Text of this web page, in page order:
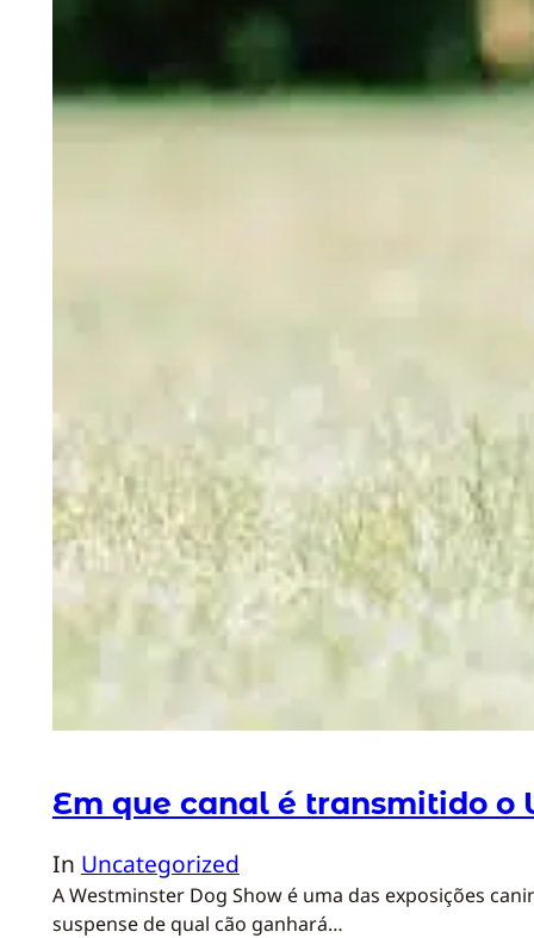
Em que canal é transmitido o
In Uncategorized
A Westminster Dog Show é uma das exposições
suspense de qual cão ganhará…